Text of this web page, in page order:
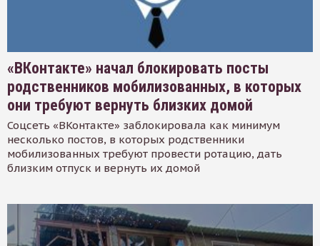
«ВКонтакте» начал блокировать посты
родственников мобилизованных, в которых
они требуют вернуть близких домой
Соцсеть «ВКонтакте» заблокировала как минимум
несколько постов, в которых родственники
мобилизованных требуют провести ротацию, дать
близким отпуск и вернуть их домой